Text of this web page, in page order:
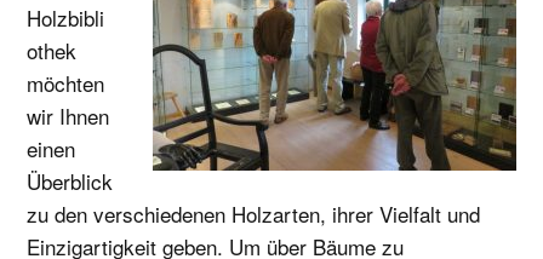
Holzbibli
othek
möchten
wir Ihnen
einen
Überblick
zu den verschiedenen Holzarten, ihrer Vielfalt und
Einzigartigkeit geben. Um über Bäume zu